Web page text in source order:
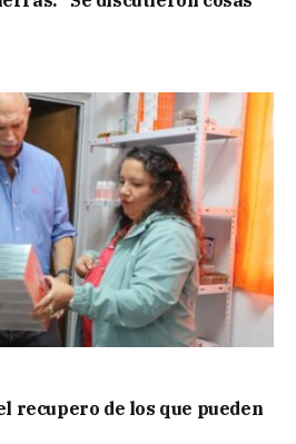
recupero de los que pueden